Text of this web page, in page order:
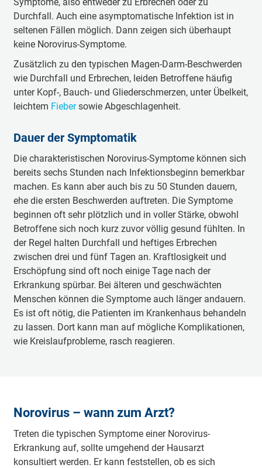
Durchfall. Auch eine asymptomatische Infektion ist in
seltenen Fällen möglich. Dann zeigen sich überhaupt
keine Norovirus-Symptome.
Zusätzlich zu den typischen Magen-Darm-Beschwerden
wie Durchfall und Erbrechen, leiden Betroffene häufig
unter Kopf-, Bauch- und Gliederschmerzen, unter Übelkeit,
leichtem Fiebersowie Abgeschlagenheit.
Dauer der Symptomatik
Die charakteristischen Norovirus-Symptome können sich
bereits sechs Stunden nach Infektionsbeginn bemerkbar
machen. Es kann aber auch bis zu 50 Stunden dauern,
ehe die ersten Beschwerden auftreten. Die Symptome
beginnen oft sehr plötzlich und in voller Stärke, obwohl
Betroffene sich noch kurz zuvor völlig gesund fühlten. In
der Regel halten Durchfall und heftiges Erbrechen
zwischen drei und fünf Tagen an. Kraftlosigkeit und
Erschöpfung sind oft noch einige Tage nach der
Erkrankung spürbar. Bei älteren und geschwächten
Menschen können die Symptome auch länger andauern.
Es ist oft nötig, die Patienten im Krankenhaus behandeln
zu lassen. Dort kann man auf mögliche Komplikationen,
wie Kreislaufprobleme, rasch reagieren.
Norovirus – wann zum Arzt?
Treten die typischen Symptome einer Norovirus-
Erkrankung auf, sollte umgehend der Hausarzt
konsultiert werden. Er kann feststellen, ob es sich